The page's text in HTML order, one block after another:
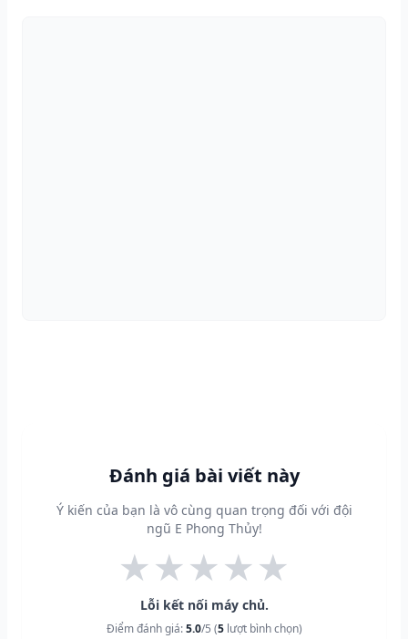
Đánh giá bài viết này
Ý kiến của bạn là vô cùng quan trọng đối với đội
ngũ E Phong Thủy!
★★★★★
Lỗi kết nối máy chủ.
Điểm đánh giá:5.0/5 (5lượt bình chọn)